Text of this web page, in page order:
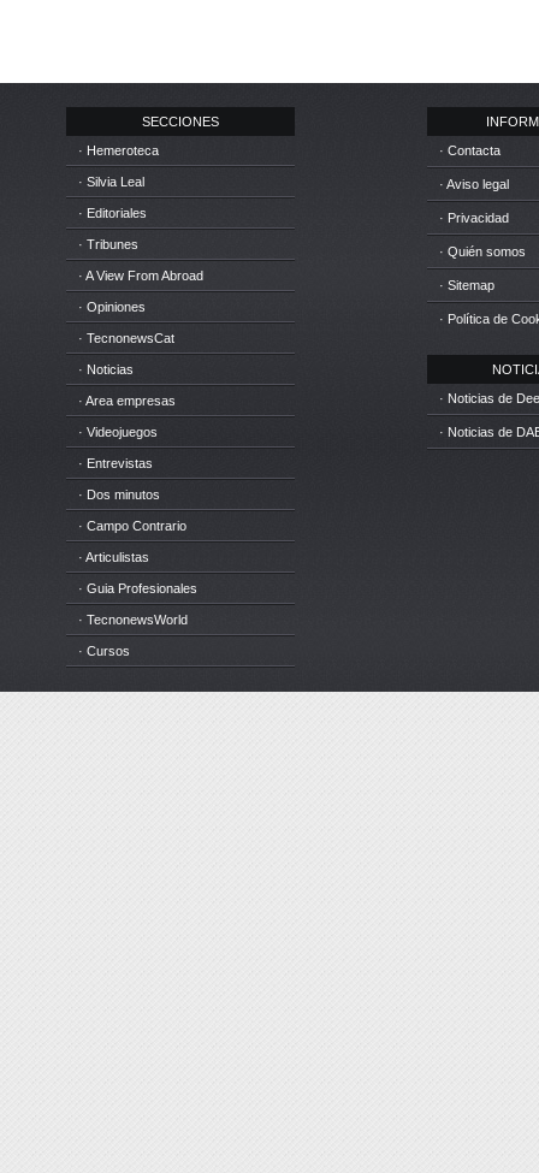
SECCIONES
· Hemeroteca
· Silvia Leal
· Editoriales
· Tribunes
· A View From Abroad
· Opiniones
· TecnonewsCat
· Noticias
· Area empresas
· Videojuegos
· Entrevistas
· Dos minutos
· Campo Contrario
· Articulistas
· Guia Profesionales
· TecnonewsWorld
· Cursos
· Contacta
· Aviso legal
· Privacidad
· Quién somos
· Sitemap
· Política de
· Noticias de
· Noticias de